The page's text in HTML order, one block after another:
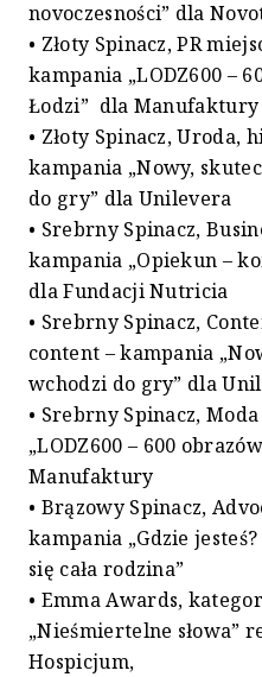
novoczesności” dla
• Złoty Spinacz, PR
kampania „LODZ600 –
Łodzi” dla Manufaktury
• Złoty Spinacz, Uroda,
kampania „Nowy,
do gry” dla Unilevera
• Srebrny Spinacz,
kampania „Opiekun –
dla Fundacji Nutricia
• Srebrny Spinacz,
content – kampania
wchodzi do gry” dla
• Srebrny Spinacz,
„LODZ600 – 600
Manufaktury
• Brązowy Spinacz,
kampania „Gdzie
się cała rodzina”
• Emma Awards,
„Nieśmiertelne słowa”
Hospicjum,